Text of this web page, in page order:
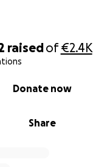
raisedof€2.4K
Share
Donate now